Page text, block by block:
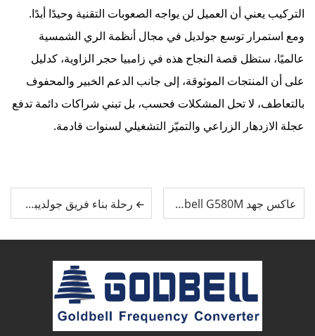
التركيب يعني أن العميل لن يواجه الصعوبات التقنية وحيدًا أبدًا.
ومع استمرار توسع جولديل في مجال أنظمة الري الشمسية
عالميًا، ستظل قصة النجاح هذه في زامبيا حجر الزاوية، كدليل
على أن المنتجات الموثوقة، إلى جانب الدعم الخبير والمحفوف
بالتعاطف، لا تحل المشكلات فحسب، بل تبني شراكات دائمة تدفع
عجلة الازدهار الزراعي والتميّز التشغيلي لسنوات قادمة.
رحلة بناء فريق جولديبل: تجربة ثقافة ياو وتعزيز روح الفريق عاكس جهد Goldbell G580M يعزز الكفاءة الإنتاجية في مصنع غواتيمالا